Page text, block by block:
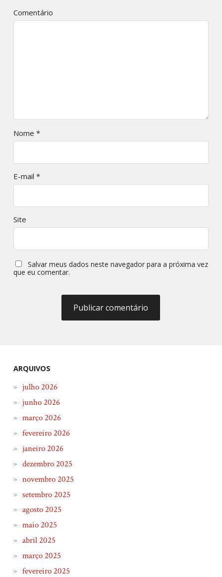
Comentário
Nome *
E-mail *
Site
Salvar meus dados neste navegador para a próxima vez
que eu comentar.
ARQUIVOS
julho 2026
junho 2026
março 2026
fevereiro 2026
janeiro 2026
dezembro 2025
novembro 2025
setembro 2025
agosto 2025
maio 2025
abril 2025
março 2025
fevereiro 2025